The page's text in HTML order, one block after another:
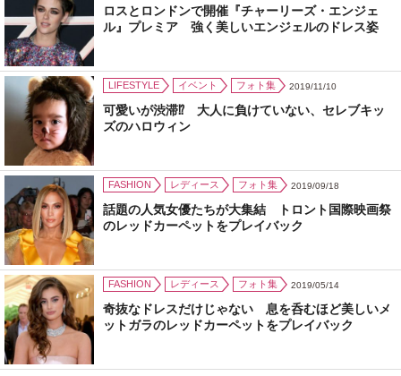
ロスとロンドンで開催『チャーリーズ・エンジェ
ル』プレミア 強く美しいエンジェルのドレス姿
LIFESTYLE イベント フォト集 2019/11/10
可愛いが渋滞⁉ 大人に負けていない、セレブキッ
ズのハロウィン
FASHION レディース フォト集 2019/09/18
話題の人気女優たちが大集結 トロント国際映画祭
のレッドカーペットをプレイバック
FASHION レディース フォト集 2019/05/14
奇抜なドレスだけじゃない 息を呑むほど美しいメ
ットガラのレッドカーペットをプレイバック